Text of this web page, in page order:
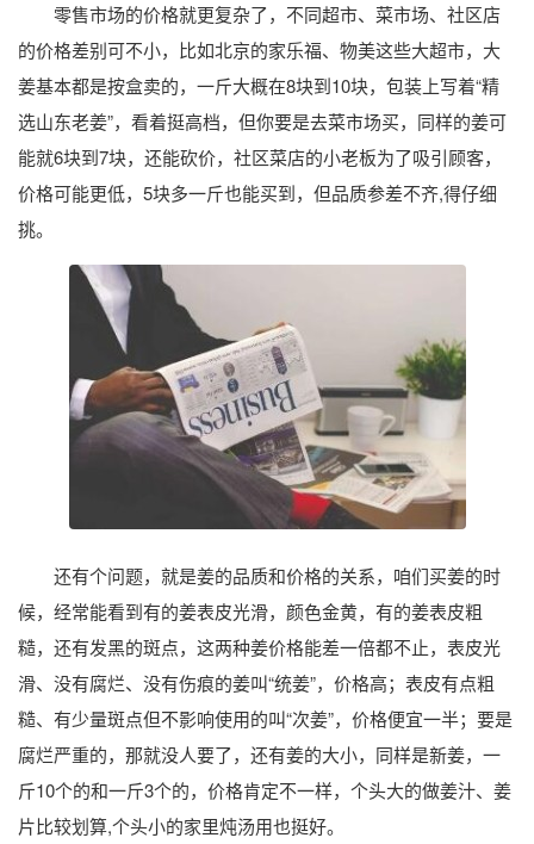
零售市场的价格就更复杂了，不同超市、菜市场、社区店
的价格差别可不小，比如北京的家乐福、物美这些大超市，大
姜基本都是按盒卖的，一斤大概在8块到10块，包装上写着“精
选山东老姜”，看着挺高档，但你要是去菜市场买，同样的姜可
能就6块到7块，还能砍价，社区菜店的小老板为了吸引顾客，
价格可能更低，5块多一斤也能买到，但品质参差不齐,得仔细
挑。
还有个问题，就是姜的品质和价格的关系，咱们买姜的时
候，经常能看到有的姜表皮光滑，颜色金黄，有的姜表皮粗
糙，还有发黑的斑点，这两种姜价格能差一倍都不止，表皮光
滑、没有腐烂、没有伤痕的姜叫“统姜”，价格高；表皮有点粗
糙、有少量斑点但不影响使用的叫“次姜”，价格便宜一半；要是
腐烂严重的，那就没人要了，还有姜的大小，同样是新姜，一
斤10个的和一斤3个的，价格肯定不一样，个头大的做姜汁、姜
片比较划算,个头小的家里炖汤用也挺好。